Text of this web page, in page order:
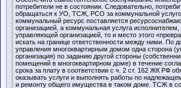
потребители не в состоянии. Следовательно,
обращаться к УО, ТСЖ, РСО за коммунальной
коммунальный ресурс поставляется
организацией, а коммунальная услуга
управляющей организацией, то и место этого
искать на границе ответственности между ними. По
управления многоквартирным домом одна сторона
организация) по заданию другой стороны
помещений в многоквартирном доме) в течение
срока за плату в соответствии с ч. 2 ст. 162 ЖК РФ
оказывать услуги и выполнять работы по
и ремонту общего имущества в таком доме. ТСЖ в